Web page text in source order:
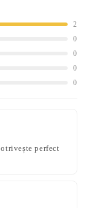
2
0
0
0
0
perfect